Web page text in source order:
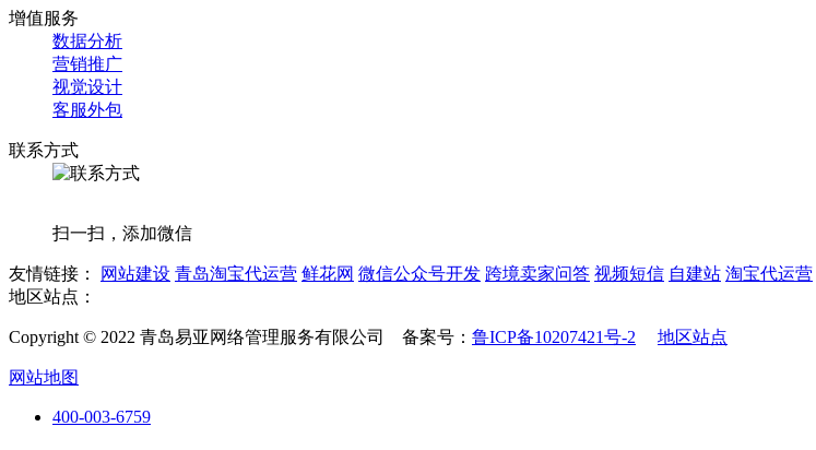
增值服务
数据分析
营销推广
视觉设计
客服外包
联系方式
扫一扫，添加微信
友情链接： 网站建设 青岛淘宝代运营 鲜花网 微信公众号开发 跨境卖家问答 视频短信 自建站 淘宝代运营
地区站点：
Copyright © 2022 青岛易亚网络管理服务有限公司 备案号： 鲁ICP备10207421号-2 地区站点
网站地图
400-003-6759